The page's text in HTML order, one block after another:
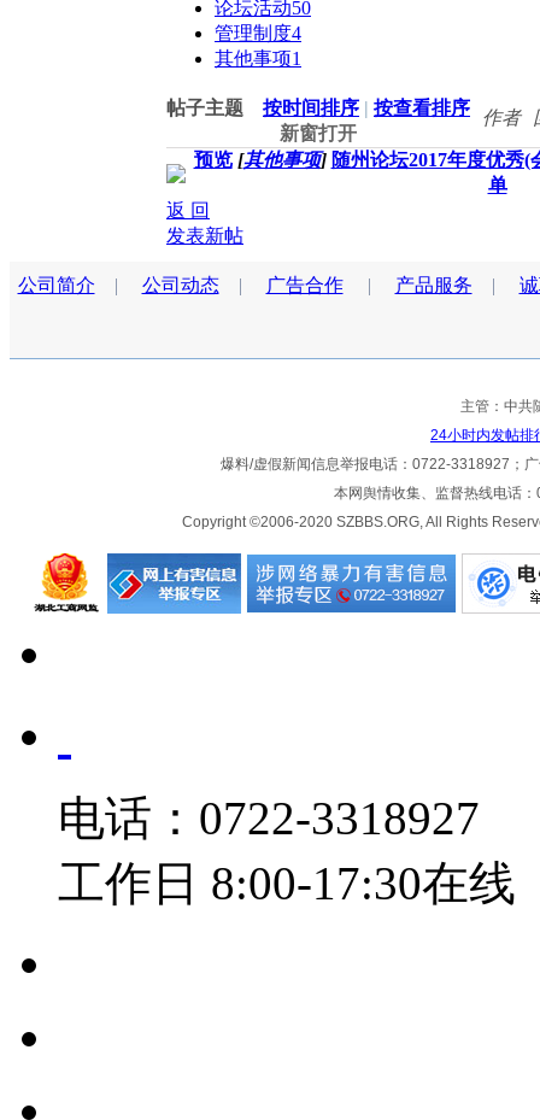
论坛活动50
管理制度4
其他事项1
帖子主题 按时间排序 | 按查看排序
新窗打开
作者
预览 [其他事项] 随州论坛2017年度优秀
单
返 回
发表新帖
公司简介 | 公司动态| 广告合作| 产品服务 |
主管：中
24小时内发帖排
爆料/虚假新闻信息举报电话：0722-3318927；
本网舆情收集、监督热线电话
Copyright ©2006-2020 SZBBS.ORG, All Rights
电话：0722-3318927
工作日 8:00-17:30在线